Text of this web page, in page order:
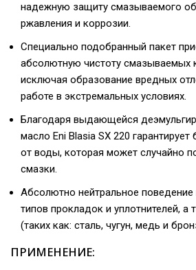
надежную защиту смазываемого
ржавления и коррозии.
Специально подобранный пакет
абсолютную чистоту смазываемых
исключая образование вредных
работе в экстремальных условиях.
Благодаря выдающейся
масло Eni Blasia SX 220
от воды, которая может случайно
смазки.
Абсолютно нейтральное
типов прокладок и уплотнителей, а
(таких как: сталь, чугун, медь и
ПРИМЕНЕНИЕ: